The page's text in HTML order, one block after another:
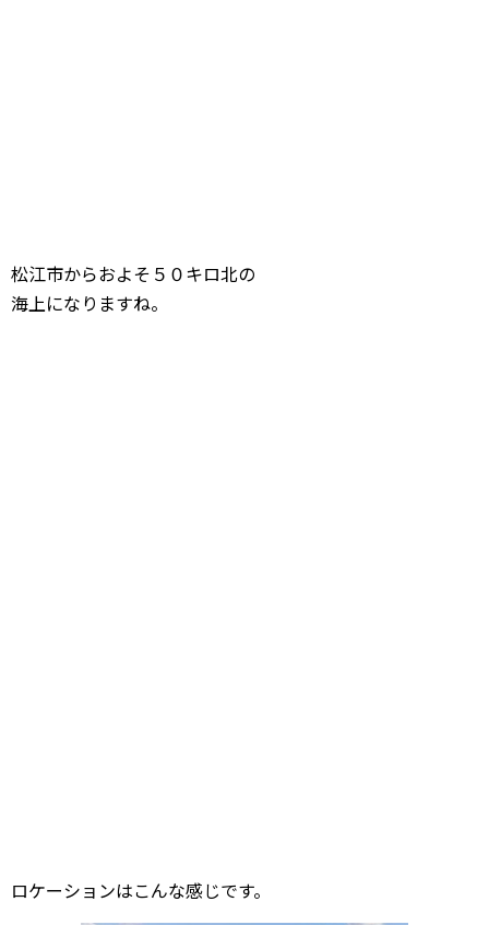
松江市からおよそ５０キロ北の
海上になりますね。
ロケーションはこんな感じです。